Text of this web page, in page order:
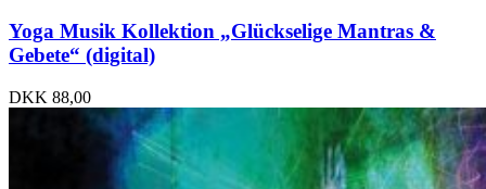
Yoga Musik Kollektion „Glückselige Mantras &
Gebete“ (digital)
DKK 88,00